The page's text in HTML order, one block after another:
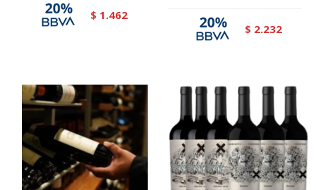
$ 1.462
$ 2.232